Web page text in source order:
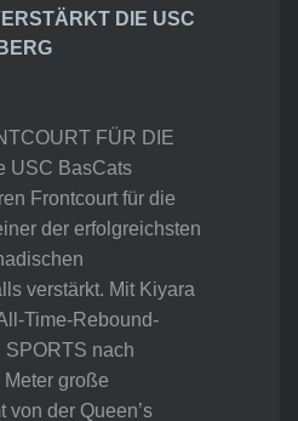
DIE USC
FÜR DIE
USC BasCats
Frontcourt für die
der erfolgreichsten
verstärkt. Mit Kiyara
Time-Rebound-
SPORTS nach
große
von der Queen’s